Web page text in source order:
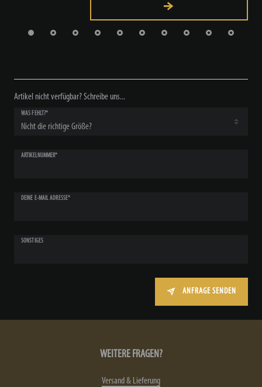
Artikel nicht verfügbar? Schreibe uns...
WAS FEHLT?*
ARTIKELNUMMER*
DEINE E-MAIL ADRESSE*
SONSTIGES
ANFRAGE SENDEN
WEITERE FRAGEN?
Versand & Lieferung